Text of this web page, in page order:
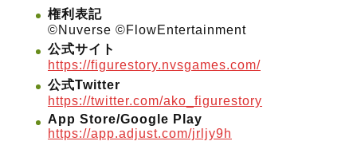
権利表記
©️Nuverse ©️FlowEntertainment
公式サイト
https://figurestory.nvsgames.com/
公式Twitter
https://twitter.com/ako_figurestory
App Store/Google Play
https://app.adjust.com/jrljy9h